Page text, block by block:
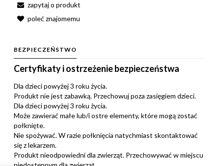
zapytaj o produkt
poleć znajomemu
BEZPIECZEŃSTWO
Certyfikaty i ostrzeżenie bezpieczeństwa
Dla dzieci powyżej 3 roku życia.
Produkt nie jest zabawką. Przechowuj poza zasięgiem dzieci.
Dla dzieci powyżej 3 roku życia.
Może zawierać małe lub/i ostre elementy, które mogą zostać
połknięte.
Nie spożywać. W razie połknięcia natychmiast skontaktować
się z lekarzem.
Produkt nieodpowiedni dla zwierząt. Przechowywać w miejscu